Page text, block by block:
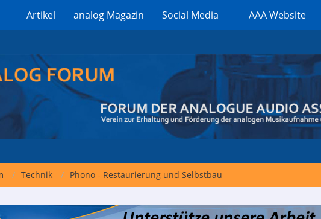
Artikel analog Magazin Social Media AAA Website
Technik Phono - Restaurierung und Selbstbau